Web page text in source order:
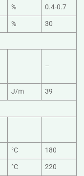
%
0.4-0.7
%
30
–
J/m
39
°C
180
°C
220